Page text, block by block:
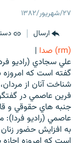
صفحه
گزارش‌های تصویری
گزارش‌های ویدئویی
زنان فردا
English
به ما بپیوندید
۲۷/شهریور/۱۳۸۲
ارسال
(rm) صدا
|
علي سجادي (راديو
گفته است که
شناخت آنان از مردان،
فرين عاصمي در
جنبه هاي حقوقي و
عاصمي (راديو فردا):
به افزايش حضور